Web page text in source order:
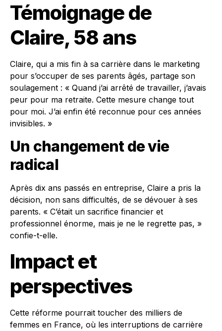
Témoignage de
Claire, 58 ans
Claire, qui a mis fin à sa carrière dans le marketing
pour s’occuper de ses parents âgés, partage son
soulagement : « Quand j’ai arrêté de travailler, j’avais
peur pour ma retraite. Cette mesure change tout
pour moi. J’ai enfin été reconnue pour ces années
invisibles. »
Un changement de vie
radical
Après dix ans passés en entreprise, Claire a pris la
décision, non sans difficultés, de se dévouer à ses
parents. « C’était un sacrifice financier et
professionnel énorme, mais je ne le regrette pas, »
confie-t-elle.
Impact et
perspectives
Cette réforme pourrait toucher des milliers de
femmes en France, où les interruptions de carrière